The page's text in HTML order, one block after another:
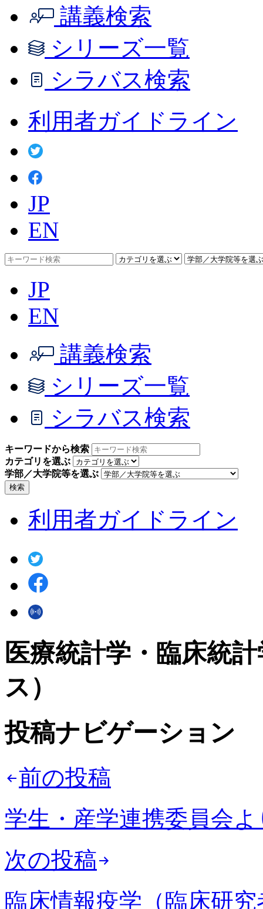
講義検索
シリーズ一覧
シラバス検索
利用者ガイドライン
JP
EN
JP
EN
講義検索
シリーズ一覧
シラバス検索
キーワードから検索
カテゴリを選ぶ
学部／大学院等を選ぶ
検索
利用者ガイドライン
医療統計学・臨床統
ス）
投稿ナビゲーション
前の投稿
学生・産学連携委員会よ
次の投稿
臨床情報疫学（臨床研